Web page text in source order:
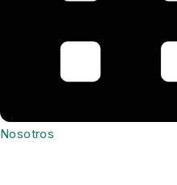
Nosotros